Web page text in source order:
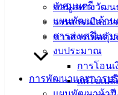
เทศมนตรี
แผนพัฒนาด้าน
การส่งเสริมก
งบประมาณ
การโอน
แก้ไขเป
ข้อมูลทางวัฒน
วารสารเมืองอ่
ข่าวสารเพื่อคุ้
การพัฒนาและการบ
สำนักงาน
เทศบาลเมือง
อ่างศิลา 90/338
ม.3 ต.เสม็ด
อ.เมือง จ.ชลบุรี